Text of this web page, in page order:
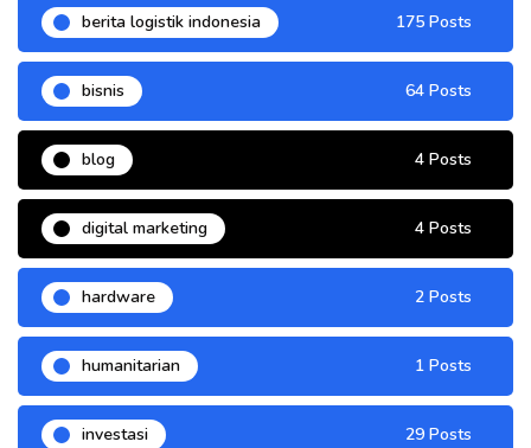
berita logistik indonesia 175 Posts
bisnis 64 Posts
blog 4 Posts
digital marketing 4 Posts
hardware 2 Posts
humanitarian 1 Posts
investasi 29 Posts